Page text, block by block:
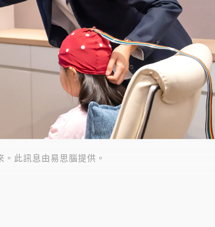
此訊息由易思腦提供。